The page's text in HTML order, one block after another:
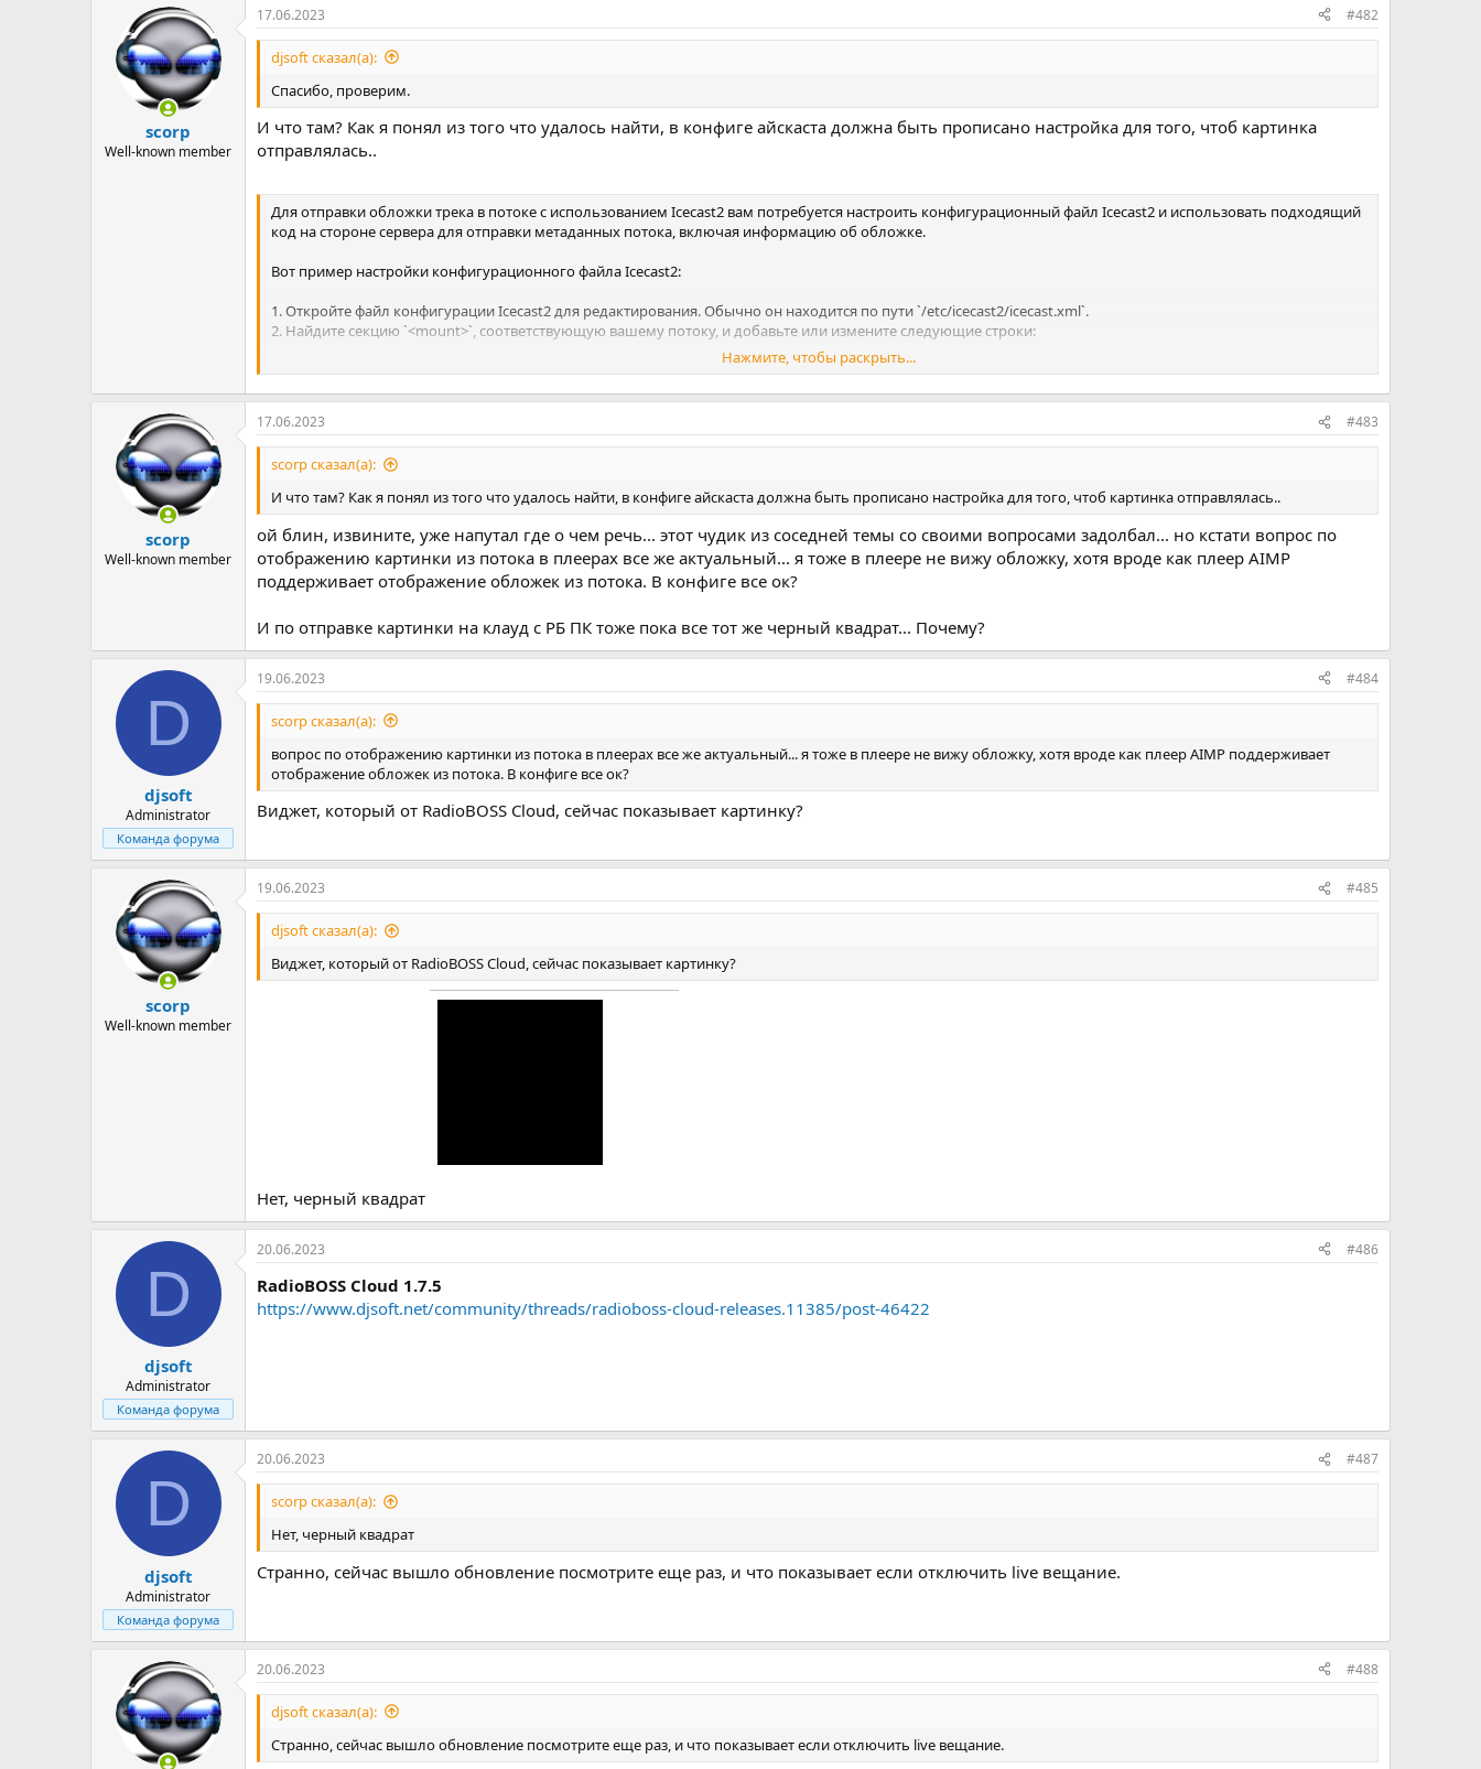
scorp
Well-known member
17.06.2023 #482
djsoft сказал(а):
Спасибо, проверим.
И что там? Как я понял из того что удалось найти, в конфиге айскаста должна быть прописано настройка для того, чтоб картинка
отправлялась..
Для отправки обложки трека в потоке с использованием Icecast2 вам потребуется настроить конфигурационный файл Icecast2 и использовать подходящий
код на стороне сервера для отправки метаданных потока, включая информацию об обложке.
Вот пример настройки конфигурационного файла Icecast2:
1. Откройте файл конфигурации Icecast2 для редактирования. Обычно он находится по пути `/etc/icecast2/icecast.xml`.
2. Найдите секцию `<mount>`, соответствующую вашему потоку, и добавьте или измените следующие строки:
<mount>
  <mount-name>/your-mount-point</mount-name>
  <metadata>
    <stream-title>Example Stream</stream-title>
    <stream-description>Streaming example</stream-description>
    <stream-url>http://www.example.com/</stream-url>
    <stream-genre>Example genre</stream-genre>
    <image>/path/to/cover-image.jpg</image>
    <custom-headers>
      <header name="icy-metaint">32768</header>
  </metadata>
</mount>
В этом примере `<mount-name>` указывает точку монтирования вашего потока, `<image>` содержит путь к обложке трека, а `<header name="icy-
3. Сохраните изменения в файле конфигурации Icecast2.
4. Перезапустите службу Icecast2, чтобы изменения вступили в силу.
Нажмите, чтобы раскрыть...
scorp
Well-known member
17.06.2023 #483
scorp сказал(а):
И что там? Как я понял из того что удалось найти, в конфиге айскаста должна быть прописано настройка для того, чтоб картинка отправлялась..
ой блин, извините, уже напутал где о чем речь... этот чудик из соседней темы со своими вопросами задолбал... но кстати вопрос по
отображению картинки из потока в плеерах все же актуальный... я тоже в плеере не вижу обложку, хотя вроде как плеер AIMP
поддерживает отображение обложек из потока. В конфиге все ок?
И по отправке картинки на клауд с РБ ПК тоже пока все тот же черный квадрат... Почему?
D
djsoft
Administrator
Команда форума
19.06.2023 #484
scorp сказал(а):
вопрос по отображению картинки из потока в плеерах все же актуальный... я тоже в плеере не вижу обложку, хотя вроде как плеер AIMP поддерживает
отображение обложек из потока. В конфиге все ок?
Виджет, который от RadioBOSS Cloud, сейчас показывает картинку?
scorp
Well-known member
19.06.2023 #485
djsoft сказал(а):
Виджет, который от RadioBOSS Cloud, сейчас показывает картинку?
Нет, черный квадрат
D
djsoft
Administrator
Команда форума
20.06.2023 #486
RadioBOSS Cloud 1.7.5
https://www.djsoft.net/community/threads/radioboss-cloud-releases.11385/post-46422
D
djsoft
Administrator
Команда форума
20.06.2023 #487
scorp сказал(а):
Нет, черный квадрат
Странно, сейчас вышло обновление посмотрите еще раз, и что показывает если отключить live вещание.
20.06.2023 #488
djsoft сказал(а):
Странно, сейчас вышло обновление посмотрите еще раз, и что показывает если отключить live вещание.